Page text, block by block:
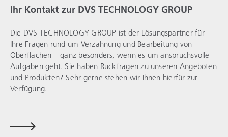
Ihr Kontakt zur DVS TECHNOLOGY GROUP
Die DVS TECHNOLOGY GROUP ist der Lösungspartner für
Ihre Fragen rund um Verzahnung und Bearbeitung von
Oberflächen – ganz besonders, wenn es um anspruchsvolle
Aufgaben geht. Sie haben Rückfragen zu unseren Angeboten
und Produkten? Sehr gerne stehen wir Ihnen hierfür zur
Verfügung.